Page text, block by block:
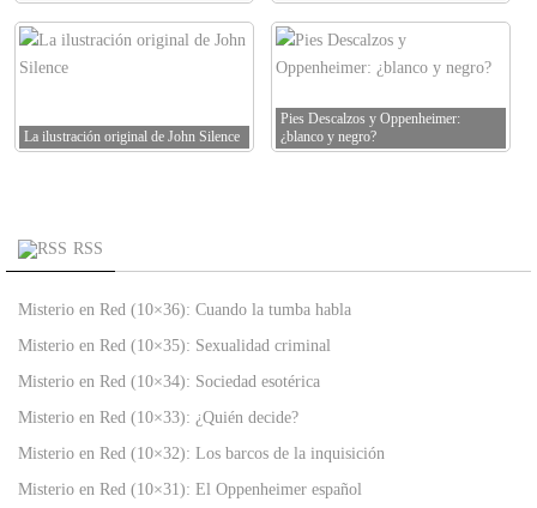
La ilustración original de John Silence
Pies Descalzos y Oppenheimer:
¿blanco y negro?
RSS
Misterio en Red (10×36): Cuando la tumba habla
Misterio en Red (10×35): Sexualidad criminal
Misterio en Red (10×34): Sociedad esotérica
Misterio en Red (10×33): ¿Quién decide?
Misterio en Red (10×32): Los barcos de la inquisición
Misterio en Red (10×31): El Oppenheimer español